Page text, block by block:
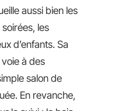
aussi bien les
les
d’enfants. Sa
à des
salon de
En revanche,